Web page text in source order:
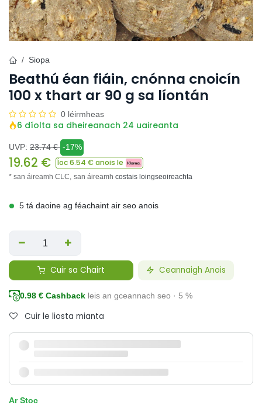
Siopa
Beathú éan fiáin, cnónna cnoicín
100 x thart ar 90 g sa líontán
0 léirmheas
6 díolta sa dheireanach 24 uaireanta
UVP: 23.74€ -17%
19.62 € Íoc6.54 € anois le
* san áireamh CLC, san áireamh costais loingseoireachta
5 tá daoine ag féachaint air seo anois
Cuir sa Chairt Ceannaigh Anois
0.98 € Cashback leis an gceannach seo · 5 %
Cuir le liosta mianta
Ar Stoc